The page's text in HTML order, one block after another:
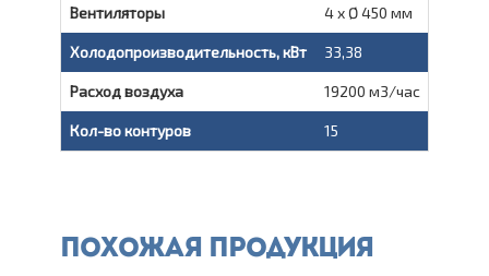
Вентиляторы 4 x Ø 450 мм
Холодопроизводительность, кВт 33,38
Расход воздуха 19200 м3/час
Кол-во контуров 15
Похожая продукция